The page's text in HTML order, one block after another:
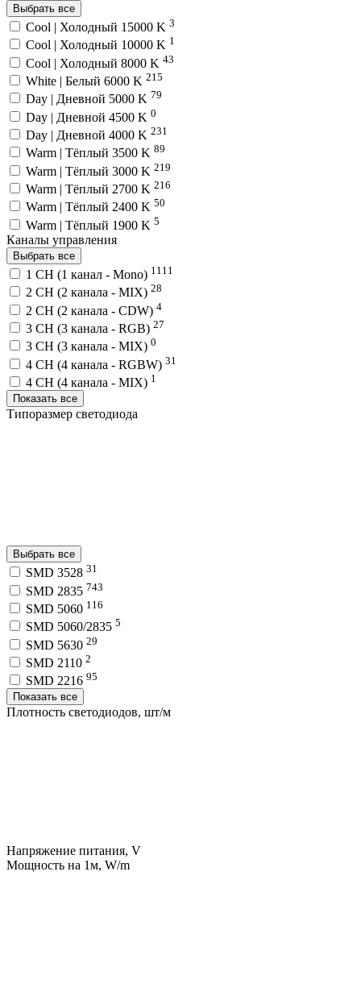
Выбрать все
Cool | Холодный 15000 K 3
Cool | Холодный 10000 K 1
Cool | Холодный 8000 K 43
White | Белый 6000 K 215
Day | Дневной 5000 K 79
Day | Дневной 4500 K 0
Day | Дневной 4000 K 231
Warm | Тёплый 3500 K 89
Warm | Тёплый 3000 K 219
Warm | Тёплый 2700 K 216
Warm | Тёплый 2400 K 50
Warm | Тёплый 1900 K 5
Каналы управления
Выбрать все
1 CH (1 канал - Mono) 1111
2 CH (2 канала - MIX) 28
2 CH (2 канала - CDW) 4
3 CH (3 канала - RGB) 27
3 CH (3 канала - MIX) 0
4 CH (4 канала - RGBW) 31
4 CH (4 канала - MIX) 1
Показать все
Типоразмер светодиода
Выбрать все
SMD 3528 31
SMD 2835 743
SMD 5060 116
SMD 5060/2835 5
SMD 5630 29
SMD 2110 2
SMD 2216 95
Показать все
Плотность светодиодов, шт/м
Напряжение питания, V
Мощность на 1м, W/m